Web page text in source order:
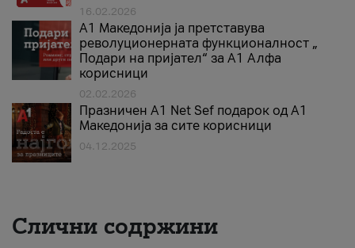
16.02.2026
А1 Македонија ја претставува
револуционерната функционалност „
Подари на пријател“ за А1 Алфа
корисници
02.02.2026
Празничен A1 Net Sеf подарок од А1
Македонија за сите корисници
04.12.2025
Слични содржини